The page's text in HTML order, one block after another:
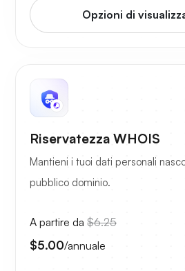
Opzioni di
Riservatezza WHOIS
Mantieni i tuoi dati personali
pubblico dominio.
A partire da $6.25
$5.00/annuale